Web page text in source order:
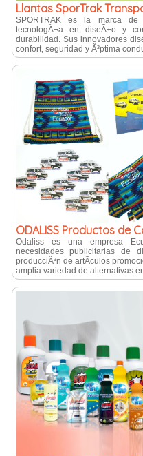
Llantas SporTrak
SPORTRAK es la marca
tecnologÃ¬a en diseÃ±o y
durabilidad. Sus innovadores
confort, seguridad y Ã³ptima
ODALISS Productos de
Odaliss es una empresa
necesidades publicitarias de
producciÃ³n de artÃ­culos
amplia variedad de alternativas